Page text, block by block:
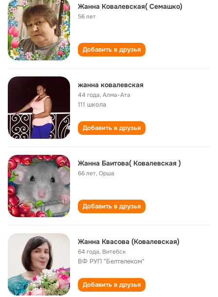
Жанна Ковалевская( Семашко)
56 лет
Добавить в друзья
жанна ковалевская
44 года,Алма-Ата
111 школа
Добавить в друзья
Жанна Баитова( Ковалевская )
66 лет,Орша
Добавить в друзья
Жанна Квасова (Ковалевская)
64 года, Витебск
ВФ РУП "Белтелеком"
Добавить в друзья